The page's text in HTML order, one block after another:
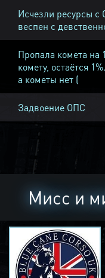
Исчезли ресурсы
веспен с
Пропала комета на
комету, остаётся
а кометы нет (
Задвоение ОПС
Мисс и